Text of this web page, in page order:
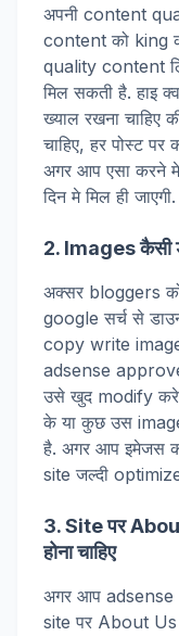
अपनी content
content को king
quality content
मिल सकती है. हाइ
ख्याल रखना चाहिए
चाहिए, हर पोस्ट
अगर आप एसा करने
दिन मे मिल ही जाएगी.
2. Images कैसी
अक्सर bloggers को
google सर्च से
copy write
adsense
उसे खुद modify
के या कुछ उस
है. अगर आप इमेजस
site जल्दी
3. Site पर
होना चाहिए
अगर आप adsense
site पर About